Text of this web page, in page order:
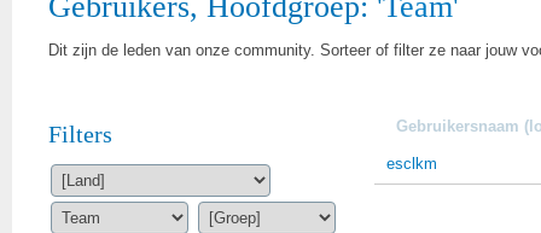
Dit zijn de leden van onze community. Sorteer of filter ze naar jouw
Filters Gebruikersnaam
esclkm